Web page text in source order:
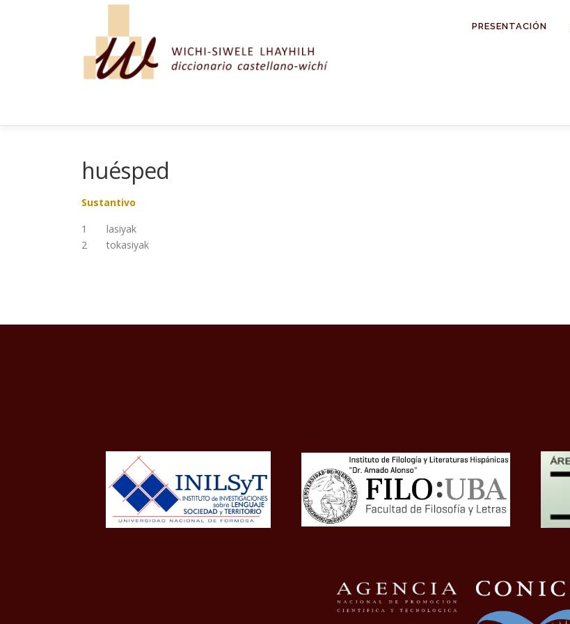
PRESENTACIÓN
huésped
Sustantivo
1 lasiyak
2 tokasiyak